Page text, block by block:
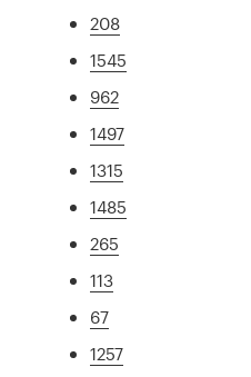
208
1545
962
1497
1315
1485
265
113
67
1257